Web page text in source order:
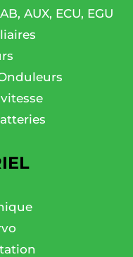
AUX, ECU, EGU